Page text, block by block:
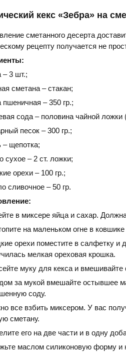
кекс «Зебра» на
сметанного десерта
рецепту получается не
– 3 шт.;
сметана – стакан;
пшеничная – 350 гр.;
сода – половина чайной ложки
песок – 300 гр.;
– щепотка;
сухое – 2 ст. ложки;
орехи – 100 гр.;
сливочное – 50 гр.
в миксере яйца и сахар.
на маленьком огне в
орехи поместите в салфетку
мелкая ореховая крошка.
муку для кекса и
за мукой вмешайте остывшее
соду.
все взбить миксером. У вас
сметану.
его на две части и в одну
маслом силиконовую форму и